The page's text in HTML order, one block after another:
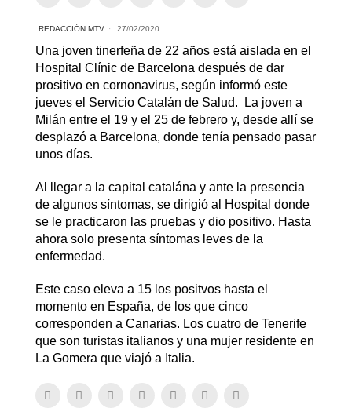
REDACCIÓN MTV 27/02/2020
Una joven tinerfeña de 22 años está aislada en el
Hospital Clínic de Barcelona después de dar
prositivo en cornonavirus, según informó este
jueves el Servicio Catalán de Salud. La joven a
Milán entre el 19 y el 25 de febrero y, desde allí se
desplazó a Barcelona, donde tenía pensado pasar
unos días.
Al llegar a la capital catalána y ante la presencia
de algunos síntomas, se dirigió al Hospital donde
se le practicaron las pruebas y dio positivo. Hasta
ahora solo presenta síntomas leves de la
enfermedad.
Este caso eleva a 15 los positvos hasta el
momento en España, de los que cinco
corresponden a Canarias. Los cuatro de Tenerife
que son turistas italianos y una mujer residente en
La Gomera que viajó a Italia.